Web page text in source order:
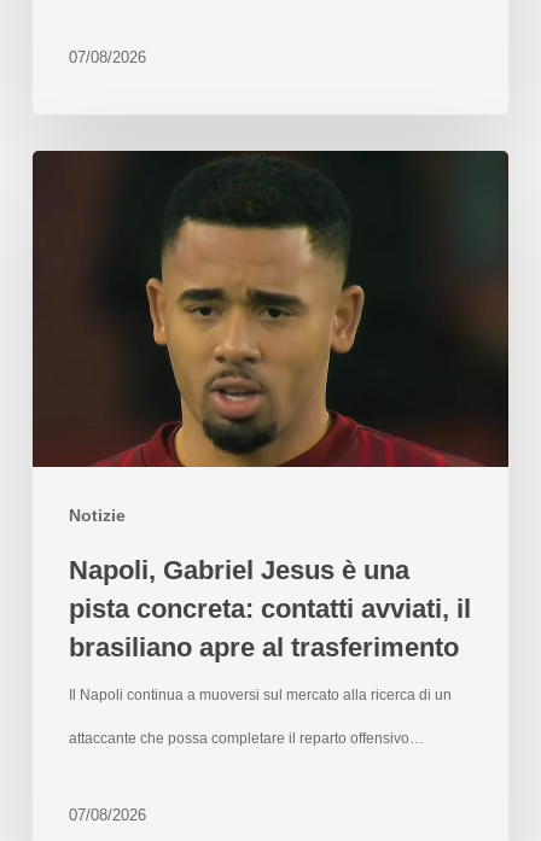
07/08/2026
Notizie
Napoli, Gabriel Jesus è una
pista concreta: contatti avviati, il
brasiliano apre al trasferimento
Il Napoli continua a muoversi sul mercato alla ricerca di un
attaccante che possa completare il reparto offensivo…
07/08/2026